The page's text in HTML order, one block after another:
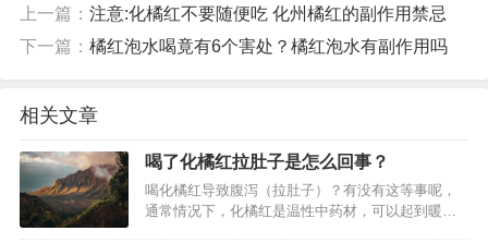
上一篇： 注意:化橘红不要随便吃 化州橘红的副作用禁忌
下一篇： 橘红泡水喝竟有6个害处？橘红泡水有副作用吗
相关文章
喝了化橘红拉肚子是怎么回事？
喝化橘红导致腹泻（拉肚子）？有没有这等事呢，
通常情况下，化橘红是温性中药材，可以起到暖胃